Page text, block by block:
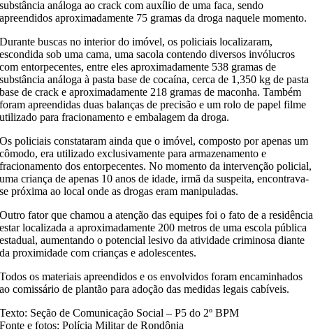
substância análoga ao crack com auxílio de uma faca, sendo
apreendidos aproximadamente 75 gramas da droga naquele momento.
Durante buscas no interior do imóvel, os policiais localizaram,
escondida sob uma cama, uma sacola contendo diversos invólucros
com entorpecentes, entre eles aproximadamente 538 gramas de
substância análoga à pasta base de cocaína, cerca de 1,350 kg de pasta
base de crack e aproximadamente 218 gramas de maconha. Também
foram apreendidas duas balanças de precisão e um rolo de papel filme
utilizado para fracionamento e embalagem da droga.
Os policiais constataram ainda que o imóvel, composto por apenas um
cômodo, era utilizado exclusivamente para armazenamento e
fracionamento dos entorpecentes. No momento da intervenção policial,
uma criança de apenas 10 anos de idade, irmã da suspeita, encontrava-
se próxima ao local onde as drogas eram manipuladas.
Outro fator que chamou a atenção das equipes foi o fato de a residência
estar localizada a aproximadamente 200 metros de uma escola pública
estadual, aumentando o potencial lesivo da atividade criminosa diante
da proximidade com crianças e adolescentes.
Todos os materiais apreendidos e os envolvidos foram encaminhados
ao comissário de plantão para adoção das medidas legais cabíveis.
Texto: Seção de Comunicação Social – P5 do 2º BPM
Fonte e fotos: Polícia Militar de Rondônia